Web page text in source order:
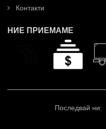
Контакти
НИЕ ПРИЕМАМЕ
Последвай ни: